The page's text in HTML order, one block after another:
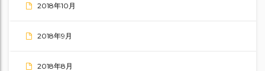
2018年10月
2018年9月
2018年8月